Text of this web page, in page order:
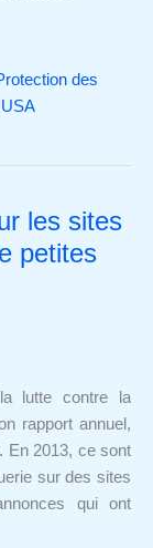
des
USA
les sites
petites
lutte contre la
rapport annuel,
En 2013, ce sont
sur des sites
qui ont